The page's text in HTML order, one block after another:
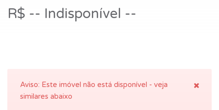
R$ -- Indisponível --
Aviso: Este imóvel não está disponível - veja
similares abaixo